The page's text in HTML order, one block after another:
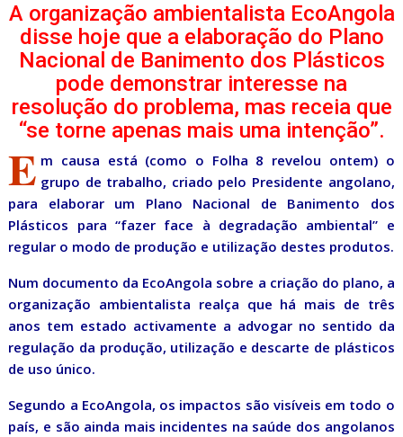
A organização ambientalista EcoAngola
disse hoje que a elaboração do Plano
Nacional de Banimento dos Plásticos
pode demonstrar interesse na
resolução do problema, mas receia que
“se torne apenas mais uma intenção”.
E m causa está (como o Folha 8 revelou ontem) o
grupo de trabalho, criado pelo Presidente angolano,
para elaborar um Plano Nacional de Banimento dos
Plásticos para “fazer face à degradação ambiental” e
regular o modo de produção e utilização destes produtos.
Num documento da EcoAngola sobre a criação do plano, a
organização ambientalista realça que há mais de três
anos tem estado activamente a advogar no sentido da
regulação da produção, utilização e descarte de plásticos
de uso único.
Segundo a EcoAngola, os impactos são visíveis em todo o
país, e são ainda mais incidentes na saúde dos angolanos